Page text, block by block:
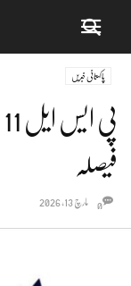
پاکستانی خبریں
فیصلہ
مارچ 13, 2026 0